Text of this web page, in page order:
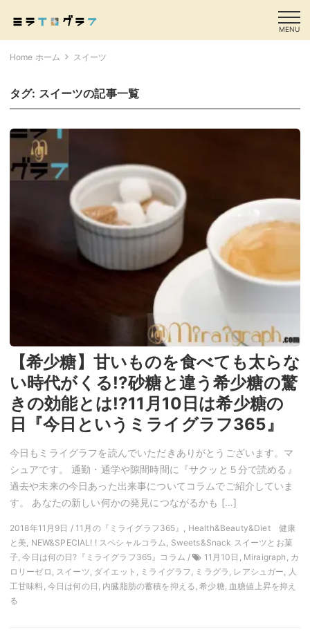
MENU
Home ホーム スイーツ
タグ: スイーツの記事一覧
【希少糖】甘いものを食べても太らな
い時代がくる!?砂糖と違う希少糖の驚
きの効能とは!?11月10日は希少糖の
日『今日というミライグラフ365』
今日もミライグラフを読んでいただきありがとうございます。マ
シュアです。 通勤・通学や隙間時間に『サクッと５分で読める』
過去や未来の今日あった出来事についてコラムでご紹介していま
す。 あなたの新しい何かの発見につながるかも […]
2018年11月9日 / 11月の『ミライグラフ365』, Health&Beauty&Diet 健康
と美, NEW&SPECIAL! ! スペシャルコラム, Sweets&Snack スイーツとお菓
子, 今日は何の日?『ミライグラフ365』コラム /
11月10日, Miraigraph, カ
ロリーゼロ, スイーツ, ダイエット, ミライグラフ, ミラグラ, レアシュガー, 人
工甘味料, 今日は何の日, 内臓脂肪の蓄積を抑える, 希少糖, 血糖値上昇を抑え
る